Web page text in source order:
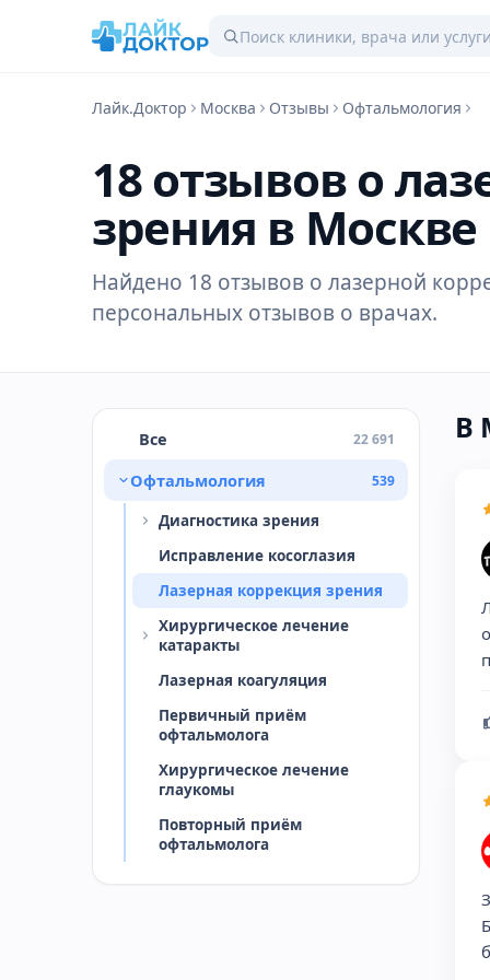
Лайк.Доктор Москва Отзывы Офтальмология
18 отзывов о
зрения в Москве
Найдено 18 отзывов о лазерной
персональных отзывов о врачах.
Все 22 691
Офтальмология 539
Диагностика зрения
Исправление косоглазия
Лазерная коррекция зрения
Хирургическое лечение
катаракты
Лазерная коагуляция
Первичный приём
офтальмолога
Хирургическое лечение
глаукомы
Повторный приём
офтальмолога
В